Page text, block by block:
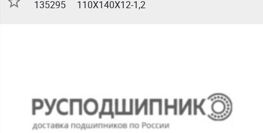
135295 110X140X12-1,2